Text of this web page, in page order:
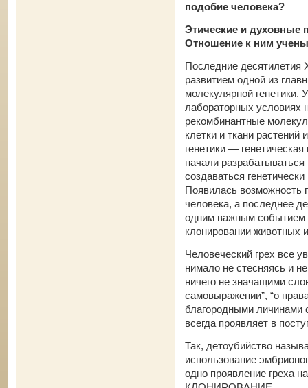
подобие человека?
Этические и духовные
Отношение к ним
Последние десятилетия
развитием одной из
молекулярной генетики.
лабораторных условиях
рекомбинантные
клетки и ткани
генетики —
начали разрабатываться
создаваться
Появилась возможность
человека, а последнее
одним важным событием
клонировании животных
Человеческий грех все
нимало не стесняясь и
ничего не значащими
самовыражении”, “о
благородными личинами
всегда проявляет в
Так, детоубийство
использование
одно проявление греха